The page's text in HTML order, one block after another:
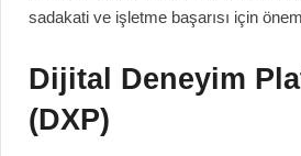
sadakati ve işletme başarısı için
Dijital Deneyim
(DXP)